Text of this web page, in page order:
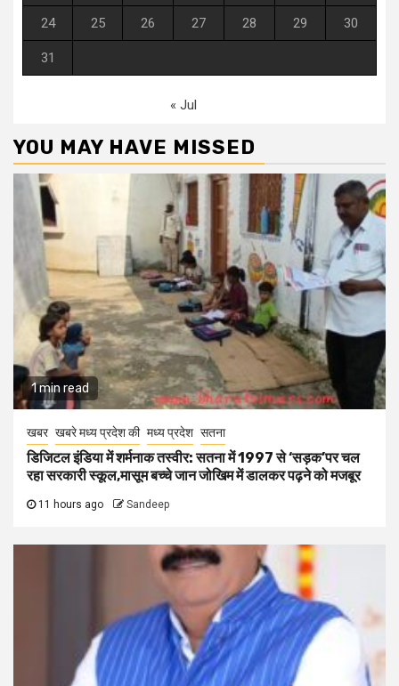
24 25 26 27 28 29 30
31
« Jul
YOU MAY HAVE MISSED
1 min read
खबर खबरे मध्य प्रदेश की मध्य प्रदेश सतना
डिजिटल इंडिया में शर्मनाक तस्वीर: सतना में 1997 से ‘सड़क’पर चल
रहा सरकारी स्कूल,मासूम बच्चे जान जोखिम में डालकर पढ़ने को मजबूर
11 hours ago Sandeep